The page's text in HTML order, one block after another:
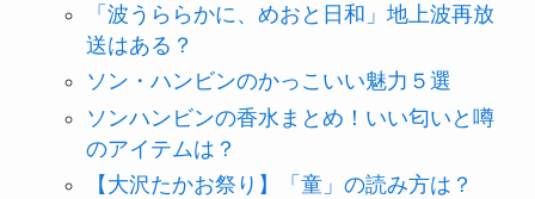
「波うららかに、めおと日和」地上波再放
送はある？
ソン・ハンビンのかっこいい魅力５選
ソンハンビンの香水まとめ！いい匂いと噂
のアイテムは？
【大沢たかお祭り】「童」の読み方は？